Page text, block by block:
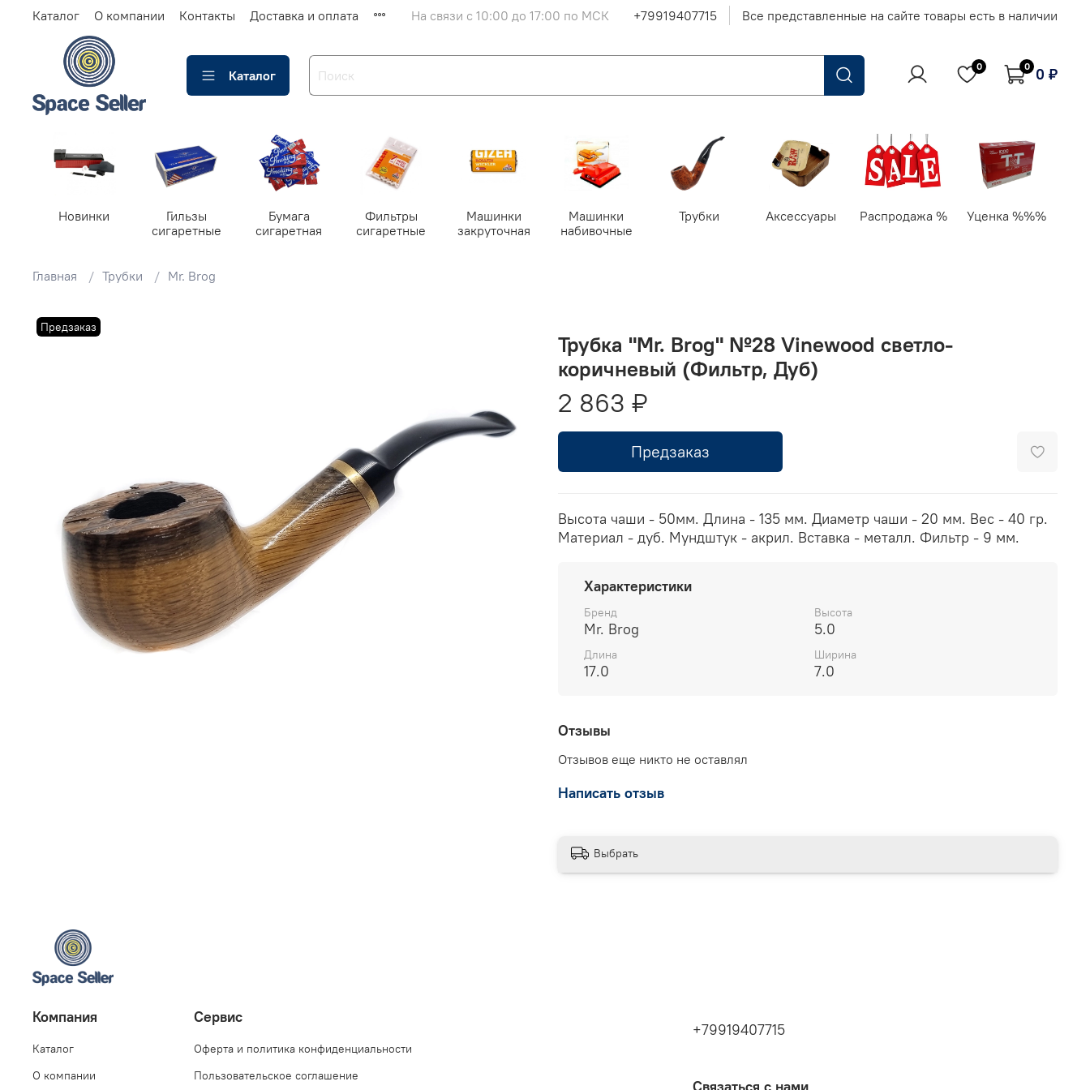
Каталог О компании Контакты Доставка и оплата На связи с 10:00 до 17:00 по МСК +79919407715 Все представленные на сайте товары есть в наличии
Каталог
0 0 0 ₽
Новинки
Гильзы
сигаретные
Бумага
сигаретная
Фильтры
сигаретные
Машинки
закруточная
Машинки
набивочные
Трубки Аксессуары Распродажа % Уценка %%%
Главная Трубки Mr. Brog
Предзаказ
Трубка "Mr. Brog" №28 Vinewood светло-
коричневый (Фильтр, Дуб)
2 863 ₽
Предзаказ
Высота чаши - 50мм. Длина - 135 мм. Диаметр чаши - 20 мм. Вес - 40 гр.
Материал - дуб. Мундштук - акрил. Вставка - металл. Фильтр - 9 мм.
Характеристики
Бренд
Mr. Brog
Высота
5.0
Длина
17.0
Ширина
7.0
Отзывы
Отзывов еще никто не оставлял
Написать отзыв
Выбрать
Компания
Каталог
О компании
Сервис
Оферта и политика конфиденциальности
Пользовательское соглашение
+79919407715
Связаться с нами